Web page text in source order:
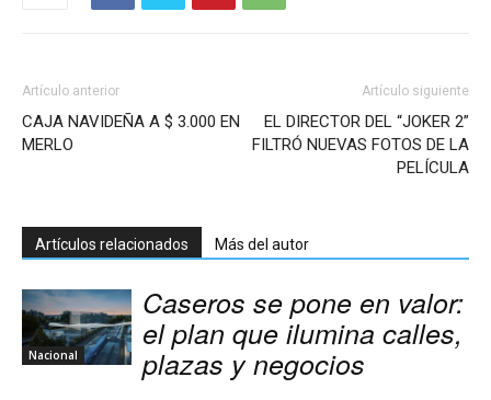
Artículo anterior
CAJA NAVIDEÑA A $ 3.000 EN
MERLO
Artículo siguiente
EL DIRECTOR DEL “JOKER 2”
FILTRÓ NUEVAS FOTOS DE LA
PELÍCULA
Artículos relacionados Más del autor
Nacional
Caseros se pone en valor:
el plan que ilumina calles,
plazas y negocios